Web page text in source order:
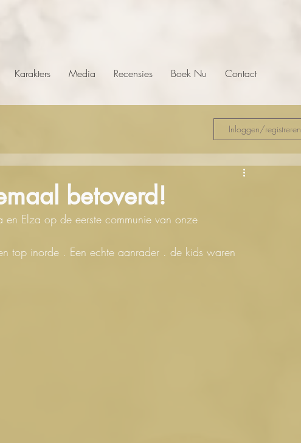
Karakters Media Recensies Boek Nu Contact
Inloggen/registreren
betoverd!
Elza op de eerste communie van onze
top inorde . Een echte aanrader . de kids waren